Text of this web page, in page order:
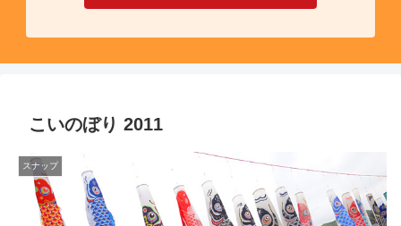
こいのぼり 2011
スナップ